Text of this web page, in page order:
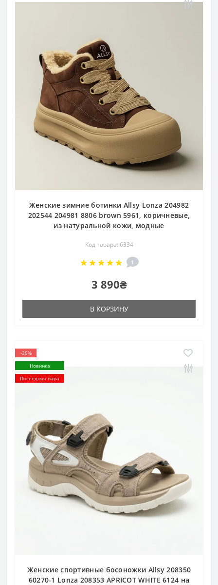
Женские зимние ботинки Allsy Lonza 204982
202544 204981 8806 brown 5961, коричневые,
из натуральной кожи, модные
Код товара: 6334
1
3 890₴
В КОРЗИНУ
-35%
Новинка
Последняя пара
Женские спортивные босоножки Allsy 208350
60270-1 Lonza 208353 APRICOT WHITE 6124 на